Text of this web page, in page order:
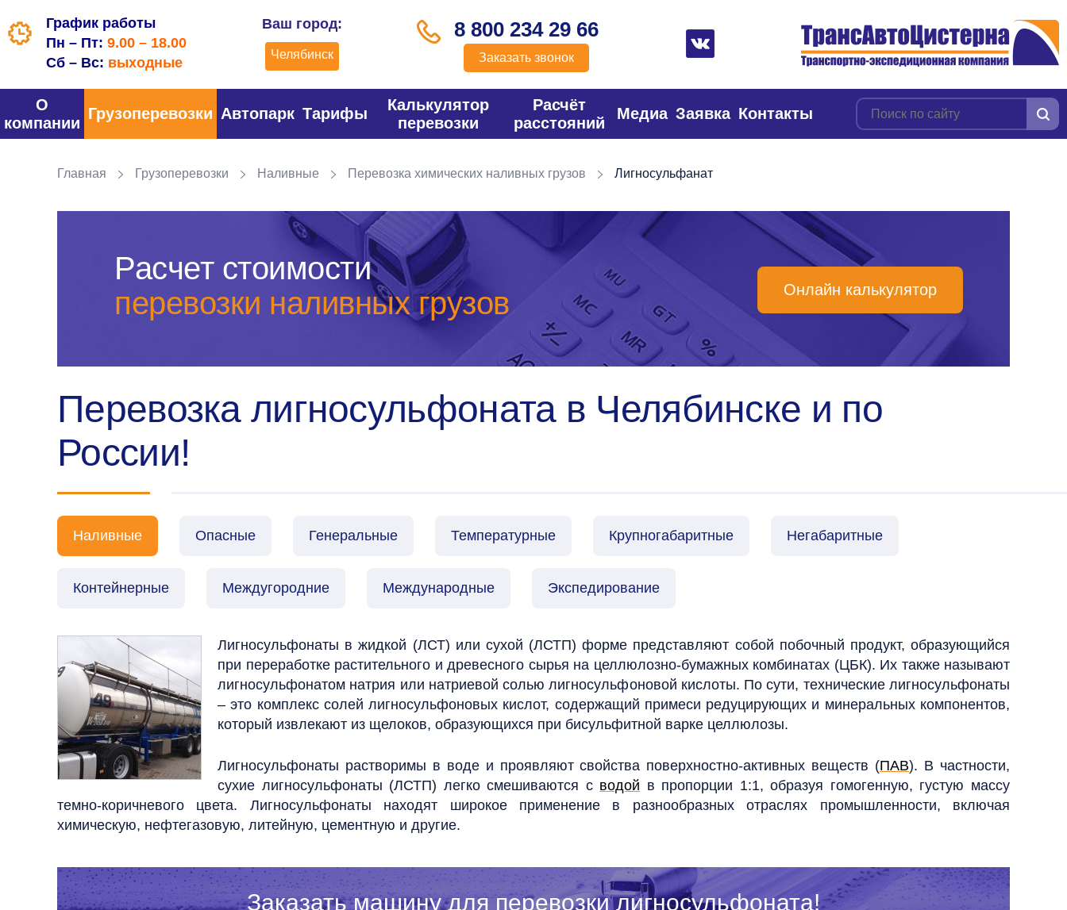
График работы
Пн – Пт: 9.00 – 18.00
Сб – Вс: выходные
Ваш город:
Челябинск
8 800 234 29 66
Заказать звонок
О
компании
Грузоперевозки Автопарк Тарифы
Калькулятор
перевозки
Расчёт
расстояний
Медиа Заявка Контакты
Главная Грузоперевозки Наливные Перевозка химических наливных грузов Лигносульфанат
Расчет стоимости
перевозки наливных грузов
Онлайн калькулятор
Перевозка лигносульфоната в Челябинске и по
России!
Наливные Опасные Генеральные Температурные Крупногабаритные Негабаритные
Контейнерные Междугородние Международные Экспедирование
Лигносульфонаты в жидкой (ЛСТ) или сухой (ЛСТП) форме представляют собой побочный продукт, образующийся
при переработке растительного и древесного сырья на целлюлозно-бумажных комбинатах (ЦБК). Их также называют
лигносульфонатом натрия или натриевой солью лигносульфоновой кислоты. По сути, технические лигносульфонаты
– это комплекс солей лигносульфоновых кислот, содержащий примеси редуцирующих и минеральных компонентов,
который извлекают из щелоков, образующихся при бисульфитной варке целлюлозы.
Лигносульфонаты растворимы в воде и проявляют свойства поверхностно-активных веществ (ПАВ). В частности,
сухие лигносульфонаты (ЛСТП) легко смешиваются с водой в пропорции 1:1, образуя гомогенную, густую массу
темно-коричневого цвета. Лигносульфонаты находят широкое применение в разнообразных отраслях промышленности, включая
химическую, нефтегазовую, литейную, цементную и другие.
Заказать машину для перевозки лигносульфоната!